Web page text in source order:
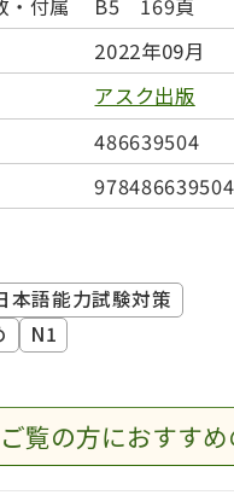
・付属
B5 169頁
2022年09月
アスク出版
486639504
本語能力試験対策
N1
覧の方におすす